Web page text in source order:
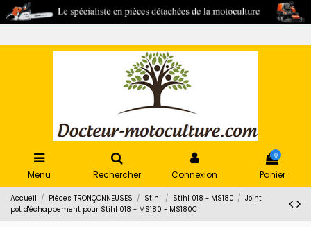
Menu Rechercher Connexion
0
Panier
Accueil Pièces TRONÇONNEUSES Stihl Stihl 018 - MS180
Joint
pot d'échappement pour Stihl 018 - MS180 - MS180C